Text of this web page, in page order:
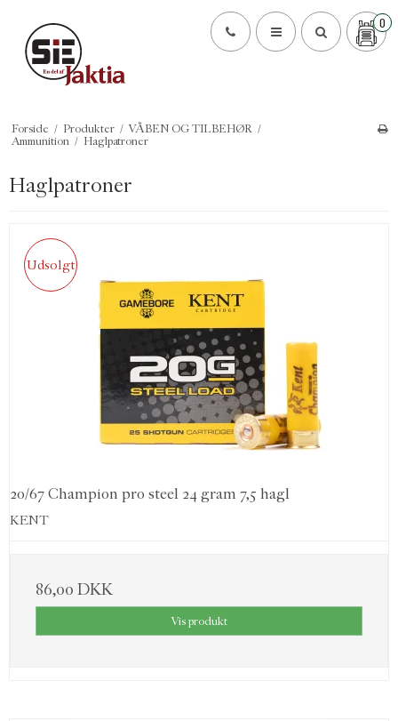
0
Forside / Produkter / VÅBEN OG TILBEHØR /
Ammunition / Haglpatroner
Haglpatroner
Udsolgt
20/67 Champion pro steel 24 gram 7,5 hagl
KENT
86,00 DKK
Vis produkt